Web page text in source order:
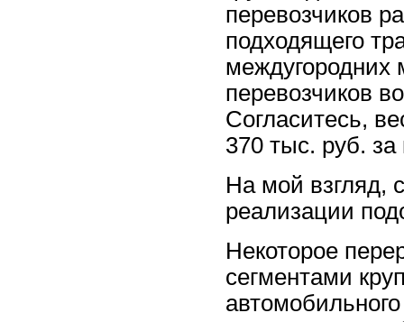
перевозчиков
подходящего
междугородних
перевозчиков
Согласитесь,
370 тыс. руб.
На мой взгляд,
реализации
Некоторое
сегментами